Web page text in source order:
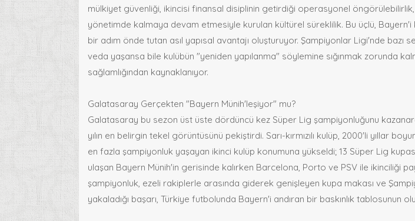
mülkiyet güvenliği, ikincisi finansal disiplinin getirdiği operasyonel
yönetimde kalmaya devam etmesiyle kurulan kültürel süreklilik. Bu üçlü,
bir adım önde tutan asıl yapısal avantajı oluşturuyor. Şampiyonlar Ligi'nde bazı
veda yaşansa bile kulübün "yeniden yapılanma" söylemine sığınmak zorunda
sağlamlığından kaynaklanıyor.
Galatasaray Gerçekten "Bayern Münih'leşiyor" mu?
Galatasaray bu sezon üst üste dördüncü kez Süper Lig şampiyonluğunu
yılın en belirgin tekel görüntüsünü pekiştirdi. Sarı-kırmızılı kulüp, 2000'li yıllar
en fazla şampiyonluk yaşayan ikinci kulüp konumuna yükseldi; 13 Süper Lig
ulaşan Bayern Münih'in gerisinde kalırken Barcelona, Porto ve PSV ile ikinciliği
şampiyonluk, ezeli rakiplerle arasında giderek genişleyen kupa makası ve
yakaladığı başarı, Türkiye futbolunda Bayern'i andıran bir baskınlık tablosunun